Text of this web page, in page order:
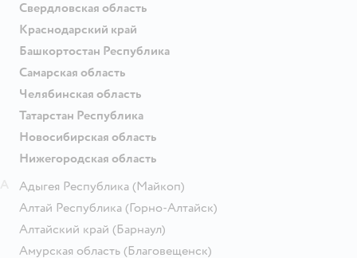
Свердловская область
Краснодарский край
Башкортостан Республика
Самарская область
Челябинская область
Татарстан Республика
Новосибирская область
Нижегородская область
Адыгея Республика (Майкоп)
Алтай Республика (Горно-Алтайск)
Алтайский край (Барнаул)
Амурская область (Благовещенск)